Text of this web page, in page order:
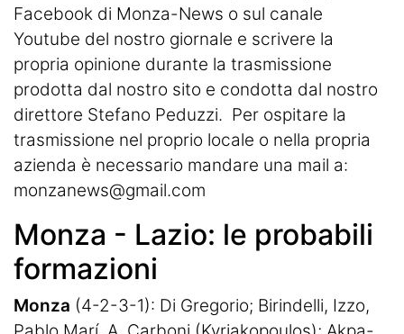
Facebook di Monza-News o sul canale
Youtube del nostro giornale e scrivere la
propria opinione durante la trasmissione
prodotta dal nostro sito e condotta dal nostro
direttore Stefano Peduzzi. Per ospitare la
trasmissione nel proprio locale o nella propria
azienda è necessario mandare una mail a:
monzanews@gmail.com
Monza - Lazio: le probabili
formazioni
Monza (4-2-3-1): Di Gregorio; Birindelli, Izzo,